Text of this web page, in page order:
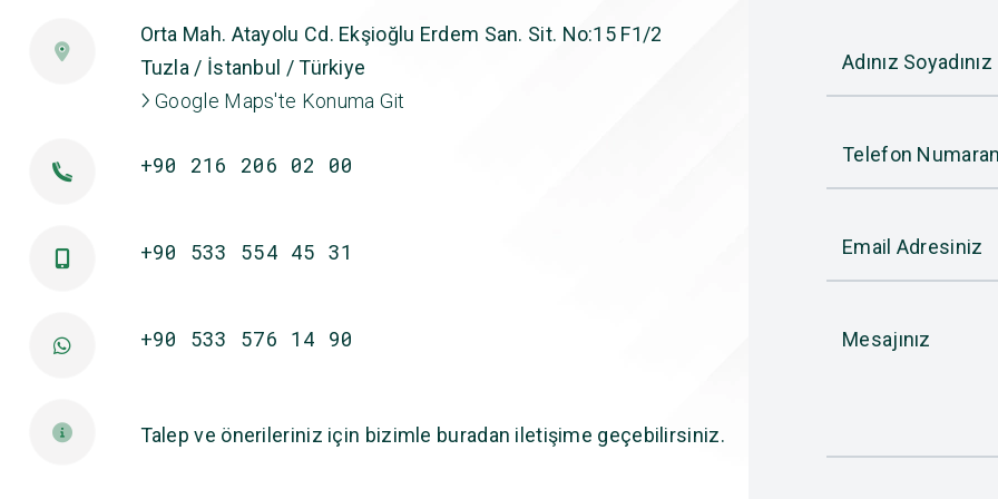
Orta Mah. Atayolu Cd. Ekşioğlu Erdem San. Sit. No:15 F1/2
Tuzla / İstanbul / Türkiye
Google Maps'te Konuma Git
+90 216 206 02 00
+90 533 554 45 31
+90 533 576 14 90
Talep ve önerileriniz için bizimle buradan iletişime geçebilirsiniz.
Adınız Soyadınız
Telefon
Email Adresiniz
Mesajınız